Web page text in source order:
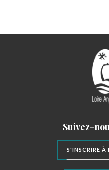
Suivez-
S'INSCRIRE À